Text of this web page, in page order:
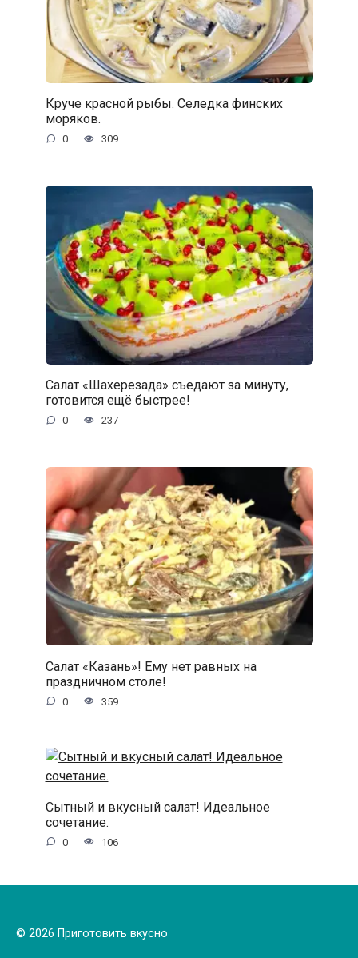
Круче красной рыбы. Селедка финских
моряков.
0 309
Салат «Шахерезада» съедают за минуту,
готовится ещё быстрее!
0 237
Салат «Казань»! Ему нет равных на
праздничном столе!
0 359
Сытный и вкусный салат! Идеальное
сочетание.
0 106
© 2026 Приготовить вкусно